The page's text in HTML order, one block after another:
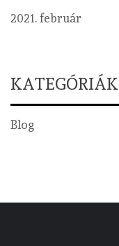
2021. február
KATEGÓRIÁK
Blog